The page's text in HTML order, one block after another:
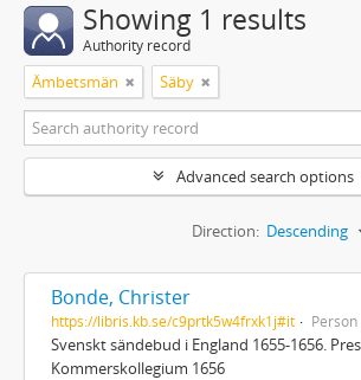
Showing 1 results
Authority record
Ämbetsmän Säby
Advanced search options
Direction: Descending
Bonde, Christer
https://libris.kb.se/c9prtk5w4frxk1j#it Person
Svenskt sändebud i England 1655-1656.
Kommerskollegium 1656